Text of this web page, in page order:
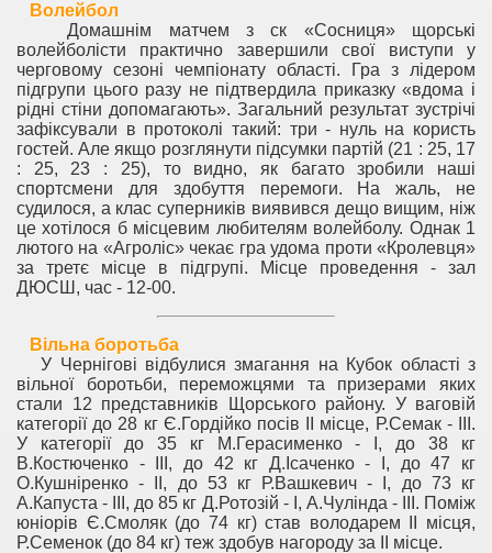
Волейбол
Домашнім матчем з ск «Сосниця» щорські
волейболісти практично завершили свої виступи у
черговому сезоні чемпіонату області. Гра з лідером
підгрупи цього разу не підтвердила приказку «вдома і
рідні стіни допомагають». Загальний результат зустрічі
зафіксували в протоколі такий: три - нуль на користь
гостей. Але якщо розглянути підсумки партій (21 : 25, 17
: 25, 23 : 25), то видно, як багато зробили наші
спортсмени для здобуття перемоги. На жаль, не
судилося, а клас суперників виявився дещо вищим, ніж
це хотілося б місцевим любителям волейболу. Однак 1
лютого на «Агроліс» чекає гра удома проти «Кролевця»
за третє місце в підгрупі. Місце проведення - зал
ДЮСШ, час - 12-00.
Вільна боротьба
У Чернігові відбулися змагання на Кубок області з
вільної боротьби, переможцями та призерами яких
стали 12 представників Щорського району. У ваговій
категорії до 28 кг Є.Гордійко посів II місце, Р.Семак - III.
У категорії до 35 кг М.Герасименко - І, до 38 кг
В.Костюченко - III, до 42 кг Д.Ісаченко - І, до 47 кг
О.Кушніренко - II, до 53 кг Р.Вашкевич - І, до 73 кг
А.Капуста - III, до 85 кг Д.Ротозій - І, А.Чулінда - III. Поміж
юніорів Є.Смоляк (до 74 кг) став володарем II місця,
Р.Семенок (до 84 кг) теж здобув нагороду за II місце.